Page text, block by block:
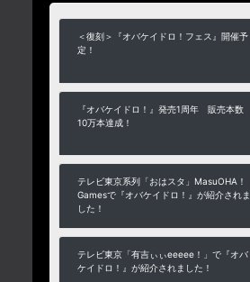
＜復刻＞『オバケイドロ！フェス』開催予
定！
『オバケイドロ！』発売1周年 販売本数
10万本達成！
テレビ東京系列「おはスタ」MasuOHA！
Gamesで『オバケイドロ！』が紹介されま
した！
テレビ東京「有吉ぃぃeeeee！」で『オバ
ケイドロ！』が紹介されました！